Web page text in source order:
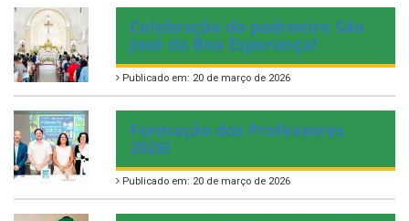
Celebração do padroeiro São
José da Boa Esperança!
Publicado em: 20 de março de 2026
Formação dos Professores
2026!
Publicado em: 20 de março de 2026